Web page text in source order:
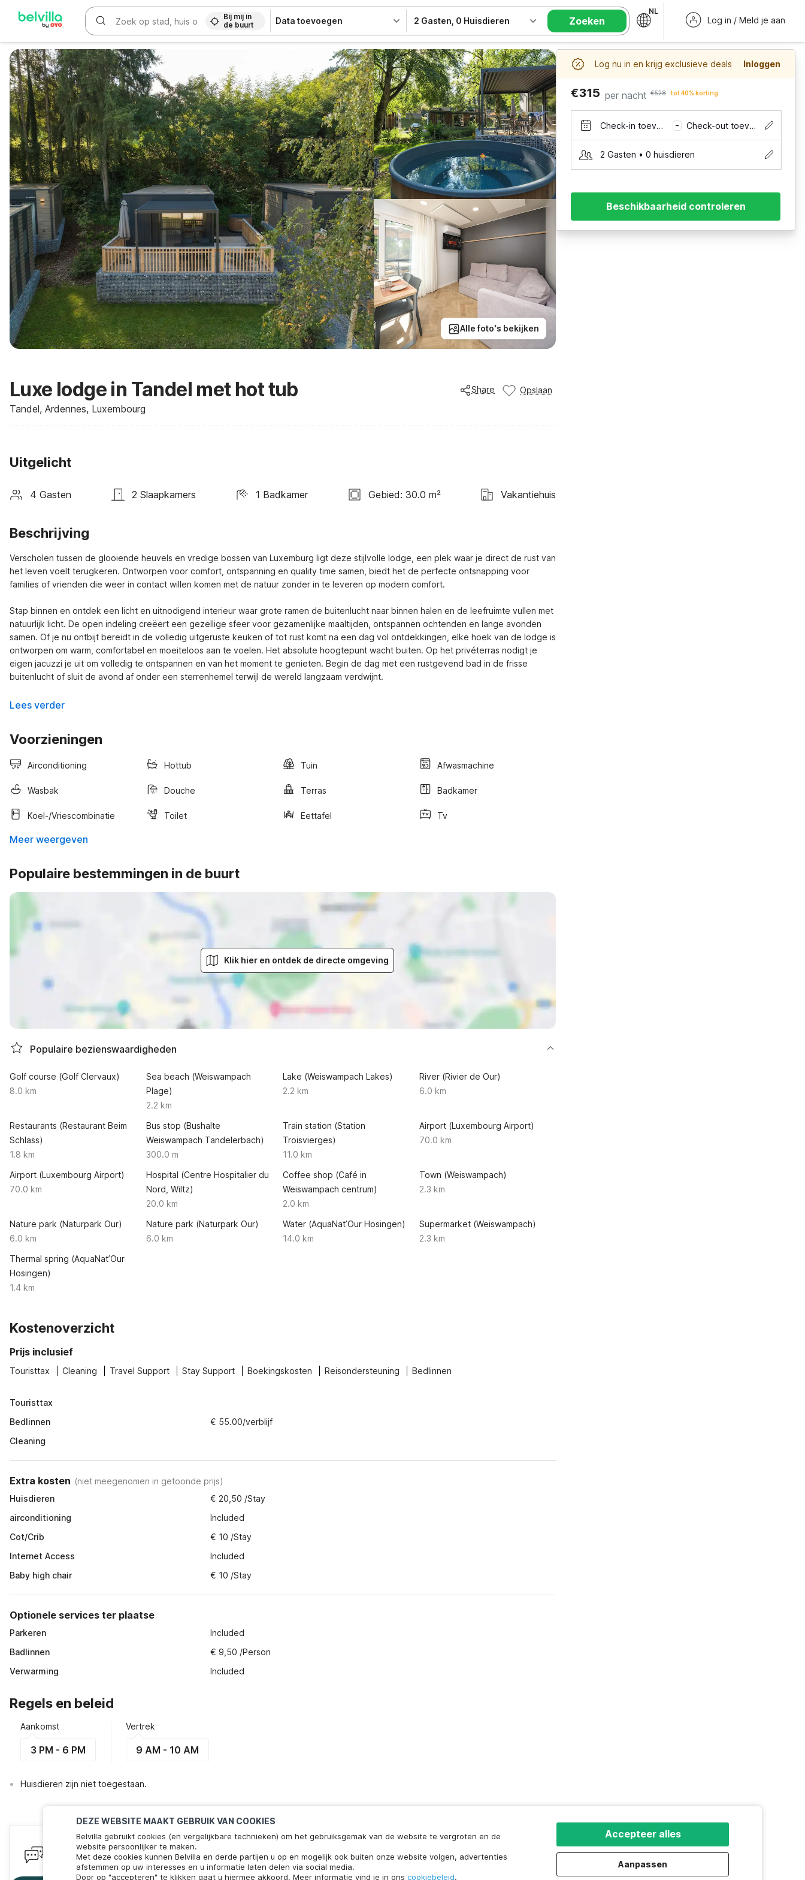
DEZE WEBSITE MAAKT GEBRUIK VAN COOKIES
Belvilla gebruikt cookies (en vergelijkbare technieken) om het gebruiksgemak van de website te vergroten en de
website persoonlijker te maken.
Met deze cookies kunnen Belvilla en derde partijen u op en mogelijk ook buiten onze website volgen, advertenties
afstemmen op uw interesses en u informatie laten delen via social media.
Door op "accepteren" te klikken gaat u hiermee akkoord. Meer informatie vind je in ons cookiebeleid.
Accepteer alles
Aanpassen
WIZARD MEMBER
Bij mij in
de buurt
Data toevoegen 2 Gasten 0 Huisdieren Zoeken
NL
Log in / Meld je aan
Alle foto's bekijken
Luxe lodge in Tandel met hot tub
Tandel, Ardennes, Luxembourg
Share Opslaan
Uitgelicht
4 Gasten 2 Slaapkamers 1 Badkamer Gebied: 30.0 m² Vakantiehuis
Beschrijving
Verscholen tussen de glooiende heuvels en vredige bossen van Luxemburg ligt deze stijlvolle lodge, een plek waar je direct de rust van
het leven voelt terugkeren. Ontworpen voor comfort, ontspanning en quality time samen, biedt het de perfecte ontsnapping voor
families of vrienden die weer in contact willen komen met de natuur zonder in te leveren op modern comfort.
Stap binnen en ontdek een licht en uitnodigend interieur waar grote ramen de buitenlucht naar binnen halen en de leefruimte vullen met
natuurlijk licht. De open indeling creëert een gezellige sfeer voor gezamenlijke maaltijden, ontspannen ochtenden en lange avonden
samen. Of je nu ontbijt bereidt in de volledig uitgeruste keuken of tot rust komt na een dag vol ontdekkingen, elke hoek van de lodge is
ontworpen om warm, comfortabel en moeiteloos aan te voelen. Het absolute hoogtepunt wacht buiten. Op het privéterras nodigt je
eigen jacuzzi je uit om volledig te ontspannen en van het moment te genieten. Begin de dag met een rustgevend bad in de frisse
buitenlucht of sluit de avond af onder een sterrenhemel terwijl de wereld langzaam verdwijnt.
Lees verder
Voorzieningen
Airconditioning Hottub Tuin Afwasmachine
Wasbak Douche Terras Badkamer
Koel-/vriescombinatie Toilet Eettafel Tv
Meer weergeven
Populaire bestemmingen in de buurt
Klik hier en ontdek de directe omgeving
Populaire bezienswaardigheden
Golf course (Golf Clervaux)
8.0 km
Sea beach (Weiswampach
Plage)
2.2 km
Lake (Weiswampach Lakes)
2.2 km
River (Rivier de Our)
6.0 km
Restaurants (Restaurant Beim
Schlass)
1.8 km
Bus stop (Bushalte
Weiswampach Tandelerbach)
300.0 m
Train station (Station
Troisvierges)
11.0 km
Airport (Luxembourg Airport)
70.0 km
Airport (Luxembourg Airport)
70.0 km
Hospital (Centre Hospitalier du
Nord, Wiltz)
20.0 km
Coffee shop (Café in
Weiswampach centrum)
2.0 km
Town (Weiswampach)
2.3 km
Nature park (Naturpark Our)
6.0 km
Nature park (Naturpark Our)
6.0 km
Water (AquaNat’Our Hosingen)
14.0 km
Supermarket (Weiswampach)
2.3 km
Thermal spring (AquaNat’Our
Hosingen)
1.4 km
Kostenoverzicht
Prijs inclusief
Touristtax Cleaning Travel Support Stay Support Boekingskosten Reisondersteuning Bedlinnen
Touristtax
Bedlinnen
€ 55.00/verblijf
Cleaning
Extra kosten (niet meegenomen in getoonde prijs)
Huisdieren
€ 20,50 /Stay
airconditioning
Included
Cot/Crib
€ 10 /Stay
Internet Access
Included
Baby high chair
€ 10 /Stay
Optionele services ter plaatse
Parkeren
Included
Badlinnen
€ 9,50 /Person
Verwarming
Included
Regels en beleid
Aankomst
3 PM - 6 PM
Vertrek
9 AM - 10 AM
Huisdieren zijn niet toegestaan.
Heb je vragen? Wij staan voor je klaar
We zijn online! Chat met ons. Minder dan 60 seconden wachttijd.
Chat met ons
Log nu in en krijg exclusieve deals Inloggen
€315 per nacht €528 tot 40% korting
Check-in toevoegen – Check-out toevoegen
2 Gasten • 0 huisdieren
Beschikbaarheid controleren